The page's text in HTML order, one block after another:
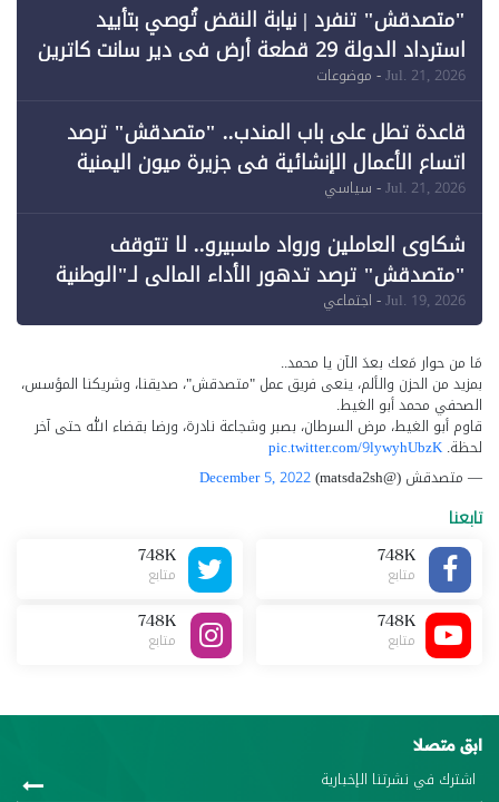
"متصدقش" تنفرد | نيابة النقض تُوصي بتأييد
استرداد الدولة 29 قطعة أرض في دير سانت كاترين
وقبول طعن الحكومة جزئيًا (1)
Jul. 21, 2026- موضوعات
قاعدة تطل على باب المندب.. "متصدقش" ترصد
اتساع الأعمال الإنشائية في جزيرة ميون اليمنية
Jul. 21, 2026- سياسي
شكاوى العاملين ورواد ماسبيرو.. لا تتوقف
"متصدقش" ترصد تدهور الأداء المالي لـ"الوطنية
للإعلام"
Jul. 19, 2026- اجتماعي
مَا من حوار مَعك بعدَ الآن يا محمد..
بمزيد من الحزن والألم، ينعى فريق عمل "متصدقش"، صديقنا، وشريكنا المؤسس،
الصحفي محمد أبو الغيط.
قاوم أبو الغيط، مرض السرطان، بصبر وشجاعة نادرة، ورضا بقضاء الله حتى آخر
لحظة. pic.twitter.com/9lywyhUbzK
— متصدقش (@matsda2sh)
December 5, 2022
تابعنا
748K
متابع
748K
متابع
748K
متابع
748K
متابع
ابق متصلا